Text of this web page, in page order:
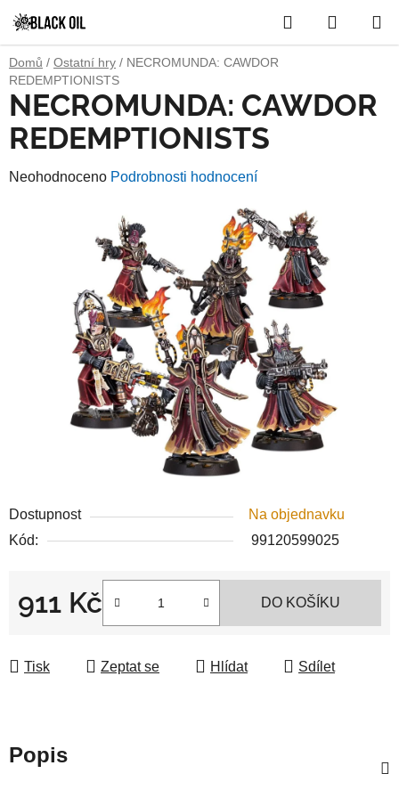
na
obsah
Hledat
KOŠÍK
Domů / Ostatní hry / NECROMUNDA: CAWDOR
REDEMPTIONISTS
Dostupnost
Na objednavku
Kód:
99120599025
911 Kč DO KOŠÍKU
Tisk Zeptat se Hlídat Sdílet
NECROMUNDA: CAWDOR
REDEMPTIONISTS
Průměrné
hvězdiček.
Neohodnoceno Podrobnosti hodnocení
Popis